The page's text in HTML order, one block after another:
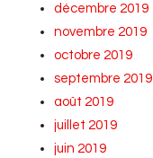
décembre 2019
novembre 2019
octobre 2019
septembre 2019
août 2019
juillet 2019
juin 2019